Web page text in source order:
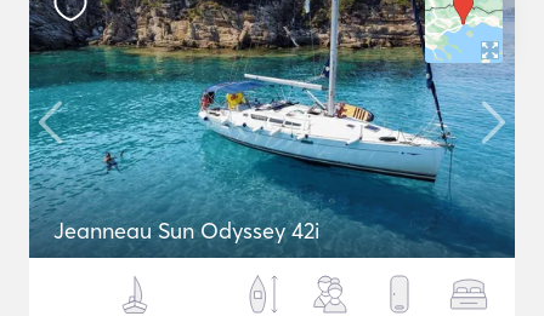
Jeanneau Sun Odyssey 42i